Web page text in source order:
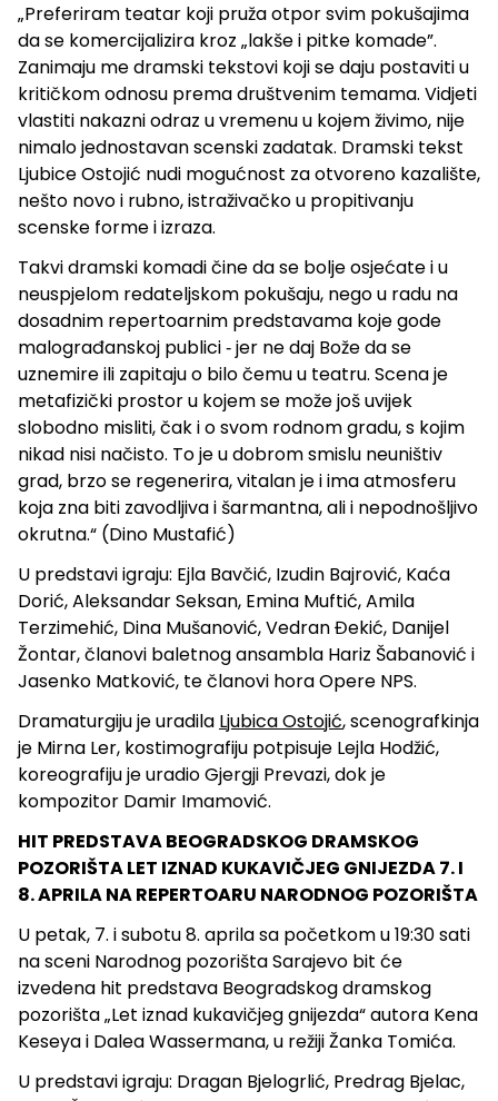
„Preferiram teatar koji pruža otpor svim pokušajima
da se komercijalizira kroz „lakše i pitke komade”.
Zanimaju me dramski tekstovi koji se daju postaviti u
kritičkom odnosu prema društvenim temama. Vidjeti
vlastiti nakazni odraz u vremenu u kojem živimo, nije
nimalo jednostavan scenski zadatak. Dramski tekst
Ljubice Ostojić nudi mogućnost za otvoreno kazalište,
nešto novo i rubno, istraživačko u propitivanju
scenske forme i izraza.
Takvi dramski komadi čine da se bolje osjećate i u
neuspjelom redateljskom pokušaju, nego u radu na
dosadnim repertoarnim predstavama koje gode
malograđanskoj publici ‐ jer ne daj Bože da se
uznemire ili zapitaju o bilo čemu u teatru. Scena je
metafizički prostor u kojem se može još uvijek
slobodno misliti, čak i o svom rodnom gradu, s kojim
nikad nisi načisto. To je u dobrom smislu neuništiv
grad, brzo se regenerira, vitalan je i ima atmosferu
koja zna biti zavodljiva i šarmantna, ali i nepodnošljivo
okrutna.“ (Dino Mustafić)
U predstavi igraju: Ejla Bavčić, Izudin Bajrović, Kaća
Dorić, Aleksandar Seksan, Emina Muftić, Amila
Terzimehić, Dina Mušanović, Vedran Đekić, Danijel
Žontar, članovi baletnog ansambla Hariz Šabanović i
Jasenko Matković, te članovi hora Opere NPS.
Dramaturgiju je uradila Ljubica Ostojić, scenografkinja
je Mirna Ler, kostimografiju potpisuje Lejla Hodžić,
koreografiju je uradio Gjergji Prevazi, dok je
kompozitor Damir Imamović.
HIT PREDSTAVA BEOGRADSKOG DRAMSKOG
POZORIŠTA LET IZNAD KUKAVIČJEG GNIJEZDA 7. I
8. APRILA NA REPERTOARU NARODNOG POZORIŠTA
U petak, 7. i subotu 8. aprila sa početkom u 19:30 sati
na sceni Narodnog pozorišta Sarajevo bit će
izvedena hit predstava Beogradskog dramskog
pozorišta „Let iznad kukavičjeg gnijezda“ autora Kena
Keseya i Dalea Wassermana, u režiji Žanka Tomića.
U predstavi igraju: Dragan Bjelogrlić, Predrag Bjelac,